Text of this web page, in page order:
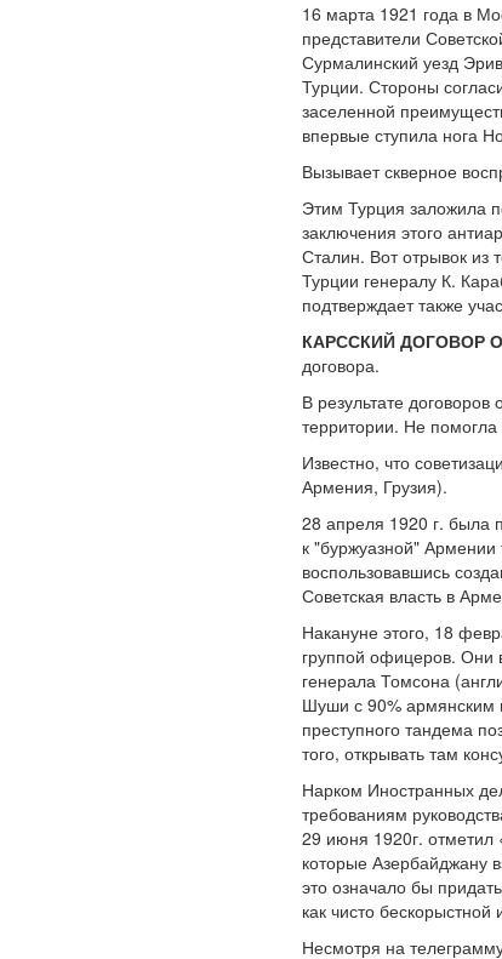
16 марта 1921 года в
представители
Сурмалинский уезд
Турции. Стороны
заселенной
впервые ступила нога
Вызывает скверное
Этим Турция заложила
заключения этого
Сталин. Вот отрывок из
Турции генералу К.
подтверждает также
КАРССКИЙ ДОГОВОР
договора.
В результате
территории. Не
Известно, что
Армения, Грузия).
28 апреля 1920 г. была
к "буржуазной" Армении
воспользовавшись
Советская власть в
Накануне этого, 18
группой офицеров. Они
генерала Томсона
Шуши с 90% армянским
преступного тандема
того, открывать там
Нарком Иностранных
требованиям
29 июня 1920г. отметил
которые Азербайджану
это означало бы
как чисто бескорыстной
Несмотря на